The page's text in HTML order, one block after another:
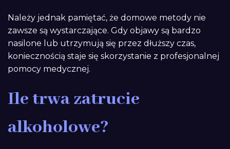
Należy jednak pamiętać, że domowe metody nie
zawsze są wystarczające. Gdy objawy są bardzo
nasilone lub utrzymują się przez dłuższy czas,
koniecznością staje się skorzystanie z profesjonalnej
pomocy medycznej.
Ile trwa zatrucie
alkoholowe?